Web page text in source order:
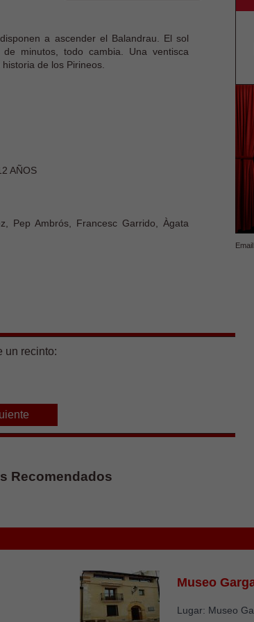
a ascender el Balandrau. El sol
minutos, todo cambia. Una ventisca
de los Pirineos.
AÑOS
Pep Ambrós, Francesc Garrido, Àgata
un recinto:
Recomendados
Email:
Museo
Lugar: Museo